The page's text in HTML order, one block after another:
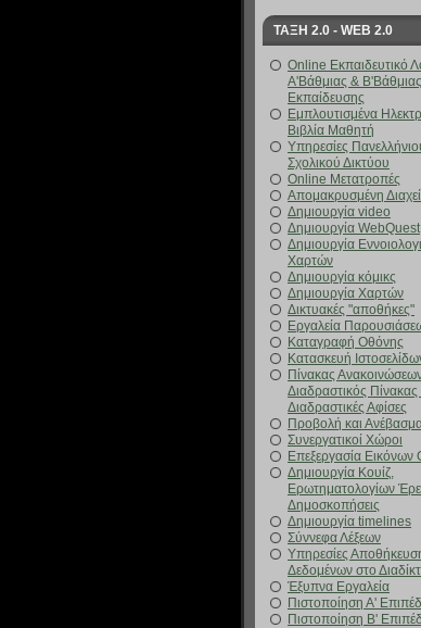
ΤΑΞΗ 2.0 - WEB 2.0
Online Εκπαιδευτικό
Α'Βάθμιας & Β'Βάθμιας
Εκπαίδευσης
Εμπλουτισμένα
Βιβλία Μαθητή
Υπηρεσίες
Σχολικού Δικτύου
Online Μετατροπές
Απομακρυσμένη
Δημιουργία video
Δημιουργία WebQuest
Δημιουργία
Χαρτών
Δημιουργία κόμικς
Δημιουργία Χαρτών
Δικτυακές "αποθήκες"
Εργαλεία
Καταγραφή Οθόνης
Κατασκευή
Πίνακας
Διαδραστικός Πίνακας
Διαδραστικές Αφίσες
Προβολή και
Συνεργατικοί Χώροι
Επεξεργασία Εικόνων
Δημιουργία Κουίζ,
Ερωτηματολογίων
Δημοσκοπήσεις
Δημιουργία timelines
Σύννεφα Λέξεων
Υπηρεσίες
Δεδομένων στο
Έξυπνα Εργαλεία
Πιστοποίηση Α'
Πιστοποίηση Β'